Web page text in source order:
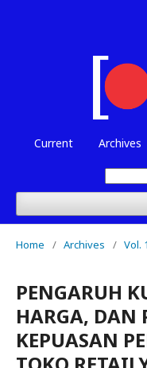
Current Archives
Home / Archives / Vol.
PENGARUH
HARGA, DAN
KEPUASAN